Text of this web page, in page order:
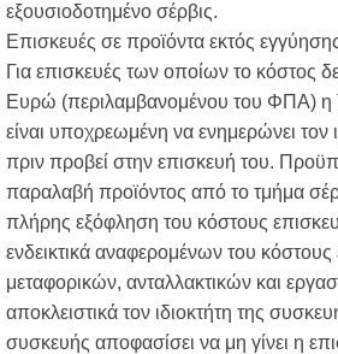
εξουσιοδοτημένο σέρβις.
Επισκευές σε προϊόντα εκτός
Για επισκευές των οποίων το κόστος
Ευρώ (περιλαμβανομένου του ΦΠΑ) η
είναι υποχρεωμένη να ενημερώνει τον
πριν προβεί στην επισκευή του.
παραλαβή προϊόντος από το τμήμα
πλήρης εξόφληση του κόστους
ενδεικτικά αναφερομένων του κόστους
μεταφορικών, ανταλλακτικών και
αποκλειστικά τον ιδιοκτήτη της
συσκευής αποφασίσει να μη γίνει η